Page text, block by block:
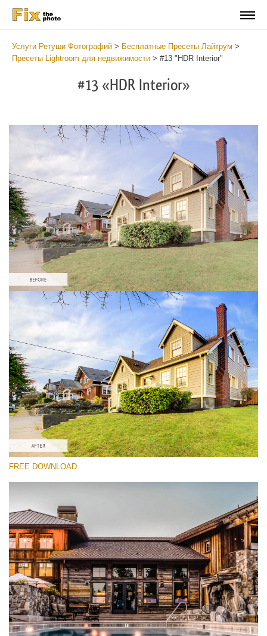
Услуги Ретуши Фотографий > Бесплатные Пресеты Лайтрум >
Пресеты Lightroom для недвижимости > #13 "HDR Interior"
#13 «HDR Interior»
Выберите Вариант
Real Estate HDR Preset #3
(40 Lr Presets)
Real Estate Collection
(120 Lr Presets)
Must-Have Collection
(1432 Lr Presets)
FREE DOWNLOAD